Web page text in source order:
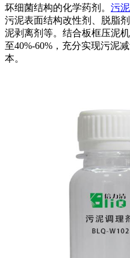
坏细菌结构的化学药剂。 污
污泥表面结构改性剂、脱脂
泥剥离剂等。结合板框压泥
至40%-60%，充分实现污泥
本。